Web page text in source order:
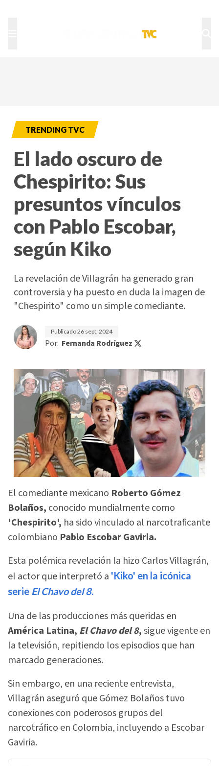
TRENDING TVC
El lado oscuro de
Chespirito: Sus
presuntos vínculos
con Pablo Escobar,
según Kiko
La revelación de Villagrán ha generado gran
controversia y ha puesto en duda la imagen de
"Chespirito" como un simple comediante.
Publicado26 sept. 2024
Por: Fernanda Rodríguez
El comediante mexicano Roberto Gómez
Bolaños, conocido mundialmente como
'Chespirito', ha sido vinculado al narcotraficante
colombiano Pablo Escobar Gaviria.
Esta polémica revelación la hizo Carlos Villagrán,
el actor que interpretó a 'Kiko' en la icónica
serie El Chavo del 8.
Una de las producciones más queridas en
América Latina, El Chavo del 8,sigue vigente en
la televisión, repitiendo los episodios que han
marcado generaciones.
Sin embargo, en una reciente entrevista,
Villagrán aseguró que Gómez Bolaños tuvo
conexiones con poderosos grupos del
narcotráfico en Colombia, incluyendo a Escobar
Gaviria.